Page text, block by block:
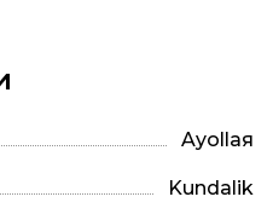
Ayollая
Kundalik